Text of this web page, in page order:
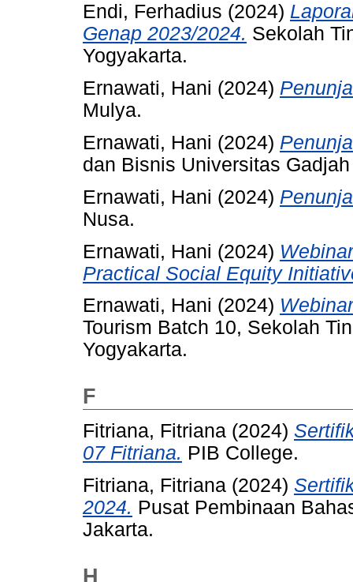
Endi, Ferhadius (2024)
Genap 2023/2024. Sekolah
Yogyakarta.
Ernawati, Hani (2024)
Mulya.
Ernawati, Hani (2024)
dan Bisnis Universitas
Ernawati, Hani (2024)
Nusa.
Ernawati, Hani (2024)
Practical Social Equity
Ernawati, Hani (2024)
Tourism Batch 10, Sekolah
Yogyakarta.
F
Fitriana, Fitriana (2024)
07 Fitriana. PIB College.
Fitriana, Fitriana (2024)
2024. Pusat Pembinaan
Jakarta.
H